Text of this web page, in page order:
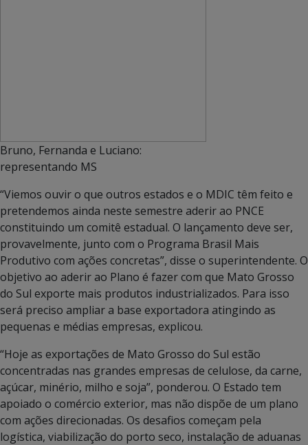
Bruno, Fernanda e Luciano:
representando MS
“Viemos ouvir o que outros estados e o MDIC têm feito e
pretendemos ainda neste semestre aderir ao PNCE
constituindo um comitê estadual. O lançamento deve ser,
provavelmente, junto com o Programa Brasil Mais
Produtivo com ações concretas”, disse o superintendente. O
objetivo ao aderir ao Plano é fazer com que Mato Grosso
do Sul exporte mais produtos industrializados. Para isso
será preciso ampliar a base exportadora atingindo as
pequenas e médias empresas, explicou.
“Hoje as exportações de Mato Grosso do Sul estão
concentradas nas grandes empresas de celulose, da carne,
açúcar, minério, milho e soja”, ponderou. O Estado tem
apoiado o comércio exterior, mas não dispõe de um plano
com ações direcionadas. Os desafios começam pela
logística, viabilização do porto seco, instalação de aduanas